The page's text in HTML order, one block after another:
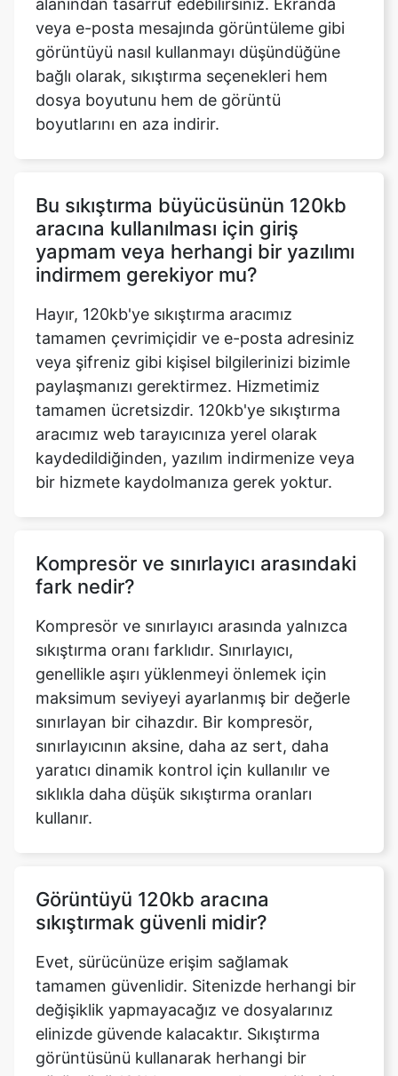
bağlı olarak, sıkıştırma seçenekleri hem
dosya boyutunu hem de görüntü
boyutlarını en aza indirir.
Bu sıkıştırma büyücüsünün 120kb
indirmem gerekiyor mu?
Hayır, 120kb'ye sıkıştırma aracımız
tamamen çevrimiçidir ve e-posta adresiniz
paylaşmanızı gerektirmez. Hizmetimiz
tamamen ücretsizdir. 120kb'ye sıkıştırma
aracımız web tarayıcınıza yerel olarak
kaydedildiğinden, yazılım indirmenize veya
bir hizmete kaydolmanıza gerek yoktur.
Kompresör ve sınırlayıcı arasındaki
Kompresör ve sınırlayıcı arasında yalnızca
sıkıştırma oranı farklıdır. Sınırlayıcı,
maksimum seviyeyi ayarlanmış bir değerle
sınırlayan bir cihazdır. Bir kompresör,
sınırlayıcının aksine, daha az sert, daha
yaratıcı dinamik kontrol için kullanılır ve
sıklıkla daha düşük sıkıştırma oranları
kullanır.
Görüntüyü 120kb aracına
Evet, sürücünüze erişim sağlamak
tamamen güvenlidir. Sitenizde herhangi bir
elinizde güvende kalacaktır. Sıkıştırma
görüntüsünü kullanarak herhangi bir
görüntüyü 120kb aracına sıkıştırabilirsiniz.
Bununla birlikte, orijinal görüntünün
keskinliğini hiçbir şekilde bozmaz. Kullanımı